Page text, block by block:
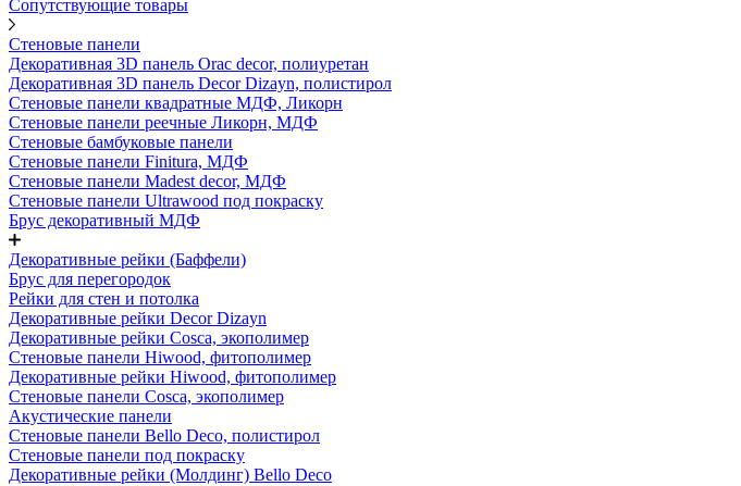
Сопутствующие товары
Стеновые панели
Декоративная 3D панель Orac decor, полиуретан
Декоративная 3D панель Decor Dizayn, полистирол
Стеновые панели квадратные МДФ, Ликорн
Стеновые панели реечные Ликорн, МДФ
Стеновые бамбуковые панели
Стеновые панели Finitura, МДФ
Стеновые панели Madest decor, МДФ
Стеновые панели Ultrawood под покраску
Брус декоративный МДФ
Декоративные рейки (Баффели)
Брус для перегородок
Рейки для стен и потолка
Декоративные рейки Decor Dizayn
Декоративные рейки Cosca, экополимер
Стеновые панели Hiwood, фитополимер
Декоративные рейки Hiwood, фитополимер
Стеновые панели Cosca, экополимер
Акустические панели
Стеновые панели Bello Deco, полистирол
Стеновые панели под покраску
Декоративные рейки (Молдинг) Bello Deco